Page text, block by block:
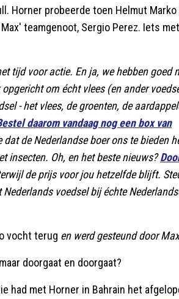
Horner probeerde toen Helmut Marko
teamgenoot, Sergio Perez. Iets
tijd voor actie. En ja, we hebben goed
om écht vlees (en ander
- het vlees, de groenten, de
daarom vandaag nog een box van
de Nederlandse boer ons te bieden
insecten. Oh, en het beste nieuws?
de prijs voor jou hetzelfde blijft.
voedsel bij échte
vocht terug en werd gesteund door Max
doorgaat en doorgaat?
had met Horner in Bahrain het